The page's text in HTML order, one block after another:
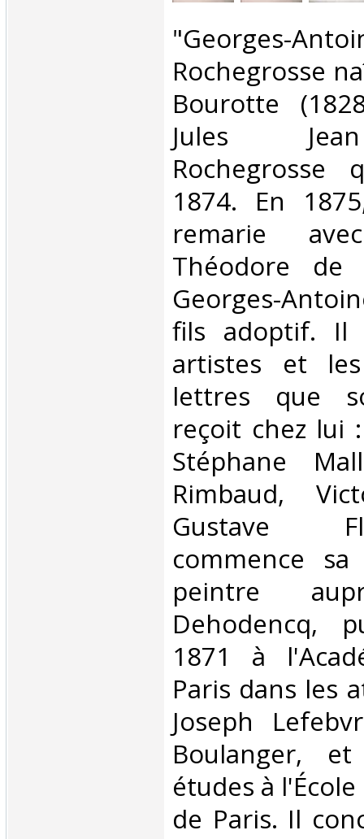
‎"Georges-
Rochegrosse
Bourotte
Jules
1874. En
remarie
Théodore de
Georges-
fils adoptif. Il
artistes et
lettres que
reçoit chez lui
Stéphane
Rimbaud,
Gustave
commence
peintre
Dehodencq,
1871 à
Paris dans les
Joseph
Boulanger,
études à
de Paris. Il